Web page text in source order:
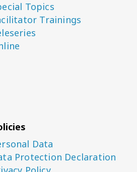
Topics
Trainings
Data
Protection Declaration